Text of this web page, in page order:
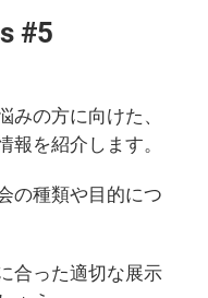
#5
みの方に向けた、
報を紹介します。
の種類や目的につ
合った適切な展示